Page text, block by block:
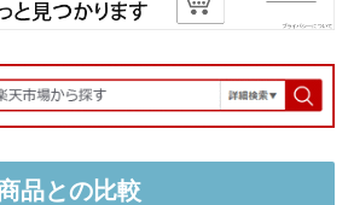
品との比較